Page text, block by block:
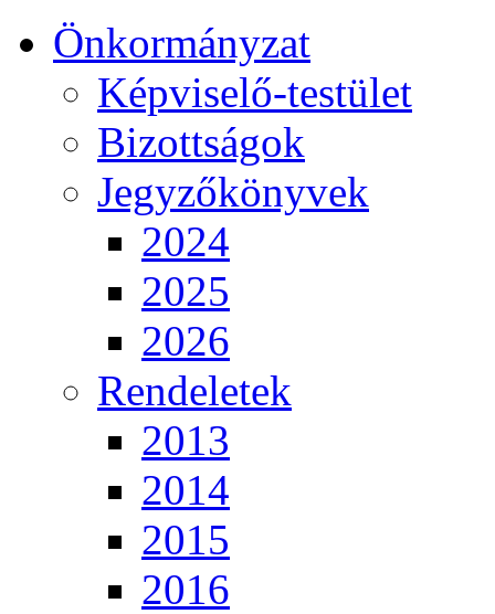
Önkormányzat
Képviselő-testület
Bizottságok
Jegyzőkönyvek
2024
2025
2026
Rendeletek
2013
2014
2015
2016